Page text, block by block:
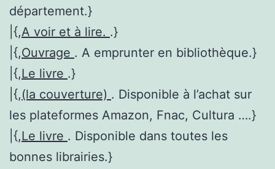
département.}
|{,A voir et à lire. .}
|{,Ouvrage . A emprunter en bibliothèque.}
|{,Le livre .}
|{,(la couverture) . Disponible à l’achat sur
les plateformes Amazon, Fnac, Cultura ….}
|{,Le livre . Disponible dans toutes les
bonnes librairies.}